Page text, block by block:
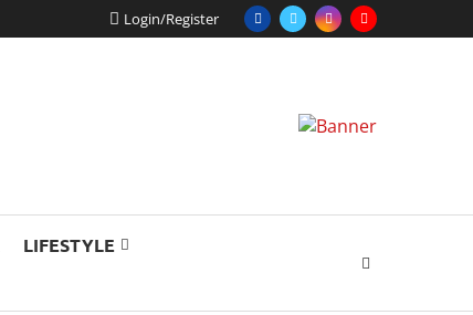
Login/Register
LIFESTYLE